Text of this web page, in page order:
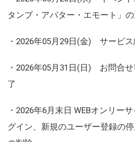
タンプ・アバター・エモート」
・2026年05月29日(金) サービス
・2026年05月31日(日) お問合
了
・2026年6月末日 WEBオンリー
グイン、新規のユーザー登録の